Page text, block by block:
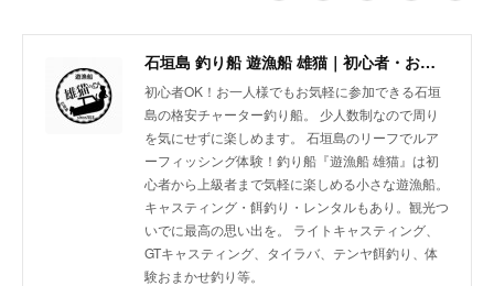
石垣島 釣り船 遊漁船 雄猫｜初心者・お一人様歓迎の少人数制チャーターボート
初心者OK！お一人様でもお気軽に参加できる石垣
島の格安チャーター釣り船。 少人数制なので周り
を気にせずに楽しめます。 石垣島のリーフでルア
ーフィッシング体験！釣り船『遊漁船 雄猫』は初
心者から上級者まで気軽に楽しめる小さな遊漁船。
キャスティング・餌釣り・レンタルもあり。観光つ
いでに最高の思い出を。 ライトキャスティング、
GTキャスティング、タイラバ、テンヤ餌釣り、体
験おまかせ釣り等。